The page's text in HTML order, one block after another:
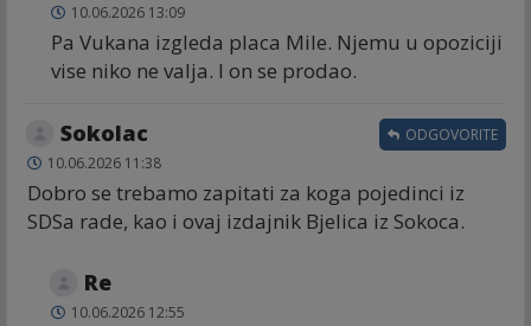
10.06.2026 13:09
Pa Vukana izgleda placa Mile. Njemu u opoziciji
vise niko ne valja. I on se prodao.
Sokolac
10.06.2026 11:38
Dobro se trebamo zapitati za koga pojedinci iz
SDSa rade, kao i ovaj izdajnik Bjelica iz Sokoca.
ODGOVORITE
Re
10.06.2026 12:55